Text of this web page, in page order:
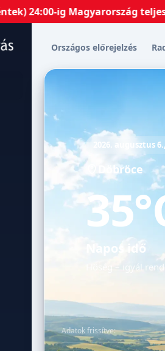
Magyarország teljes területén
Országos előrejelzés
2026. augusztus
Döbröce
Napos idő
Hőség – igyál
Adatok frissítve: